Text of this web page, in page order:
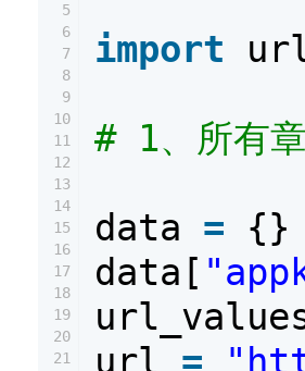
5
6
7
8
9
10
11
12
13
14
15
16
17
18
19
20
21
import
# 1、所有
data = {}
data[
url =